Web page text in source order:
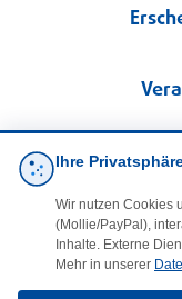
Ihre
Wir nutzen Cookies
(Mollie/PayPal),
Inhalte. Externe
Mehr in unserer